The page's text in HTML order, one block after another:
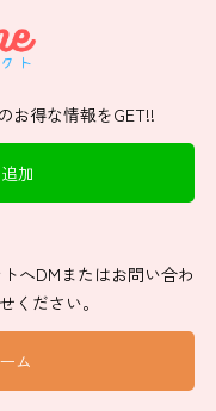
お得な情報をGET!!
加
へDMまたはお問い合わ
ください。
ム